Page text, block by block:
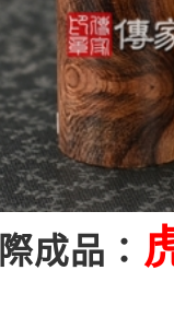
成品：